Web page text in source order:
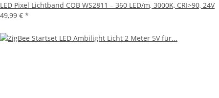
LED Pixel Lichtband COB WS2811 – 360 LED/m, 3000K, CRI>90, 24V
49,99 € *